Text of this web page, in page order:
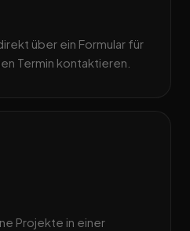
über ein Formular für
Termin kontaktieren.
Projekte in einer